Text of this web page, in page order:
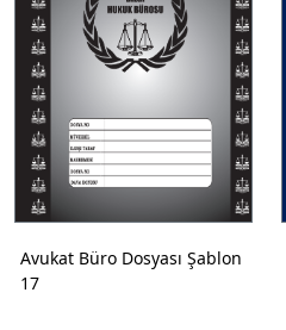
Avukat Büro Dosyası Şablon
17